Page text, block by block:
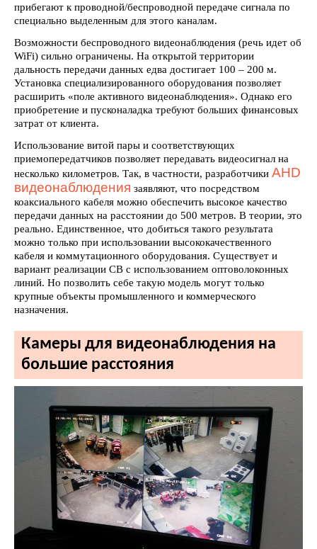
прибегают к проводной/беспроводной передаче сигнала по
специально выделенным для этого каналам.
Возможности беспроводного видеонаблюдения (речь идет об
WiFi) сильно ограничены. На открытой территории
дальность передачи данных едва достигает 100 – 200 м.
Установка специализированного оборудования позволяет
расширить «поле активного видеонаблюдения». Однако его
приобретение и пусконаладка требуют больших финансовых
затрат от клиента.
Использование витой пары и соответствующих
приемопередатчиков позволяет передавать видеосигнал на
несколько километров. Так, в частности, разработчики AHD
видеонаблюдения заявляют, что посредством
коаксиального кабеля можно обеспечить высокое качество
передачи данных на расстоянии до 500 метров. В теории, это
реально. Единственное, что добиться такого результата
можно только при использовании высококачественного
кабеля и коммутационного оборудования. Существует и
вариант реализации СВ с использованием оптоволоконных
линий. Но позволить себе такую модель могут только
крупные объекты промышленного и коммерческого
назначения.
Камеры для видеонаблюдения на
большие расстояния